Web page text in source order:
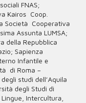
FNAS;
Kairos Coop.
Società Cooperativa
Assunta LUMSA;
della Repubblica
Sapienza
Infantile e
di Roma –
studi dell’Aquila
degli Studi di
Intercultura,